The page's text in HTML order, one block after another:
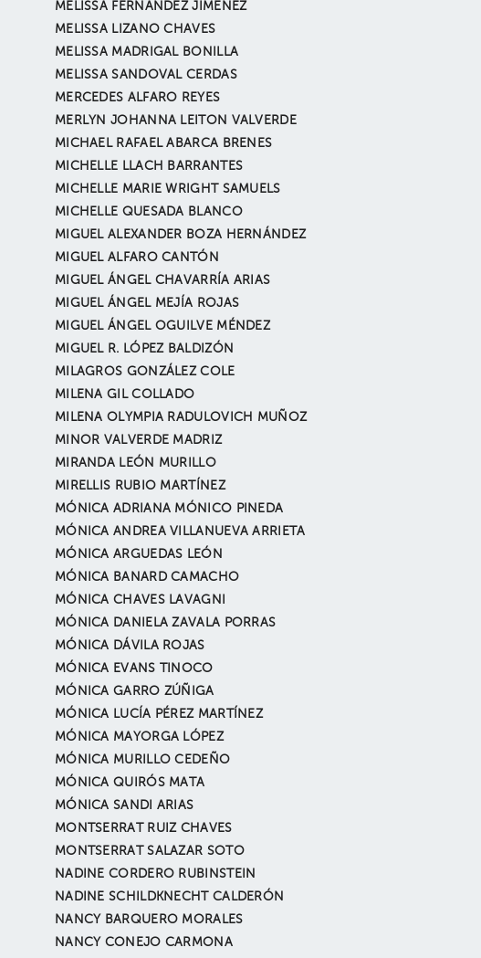
MELISSA FERNÁNDEZ JIMÉNEZ
MELISSA LIZANO CHAVES
MELISSA MADRIGAL BONILLA
MELISSA SANDOVAL CERDAS
MERCEDES ALFARO REYES
MERLYN JOHANNA LEITON VALVERDE
MICHAEL RAFAEL ABARCA BRENES
MICHELLE LLACH BARRANTES
MICHELLE MARIE WRIGHT SAMUELS
MICHELLE QUESADA BLANCO
MIGUEL ALEXANDER BOZA HERNÁNDEZ
MIGUEL ALFARO CANTÓN
MIGUEL ÁNGEL CHAVARRÍA ARIAS
MIGUEL ÁNGEL MEJÍA ROJAS
MIGUEL ÁNGEL OGUILVE MÉNDEZ
MIGUEL R. LÓPEZ BALDIZÓN
MILAGROS GONZÁLEZ COLE
MILENA GIL COLLADO
MILENA OLYMPIA RADULOVICH MUÑOZ
MINOR VALVERDE MADRIZ
MIRANDA LEÓN MURILLO
MIRELLIS RUBIO MARTÍNEZ
MÓNICA ADRIANA MÓNICO PINEDA
MÓNICA ANDREA VILLANUEVA ARRIETA
MÓNICA ARGUEDAS LEÓN
MÓNICA BANARD CAMACHO
MÓNICA CHAVES LAVAGNI
MÓNICA DANIELA ZAVALA PORRAS
MÓNICA DÁVILA ROJAS
MÓNICA EVANS TINOCO
MÓNICA GARRO ZÚÑIGA
MÓNICA LUCÍA PÉREZ MARTÍNEZ
MÓNICA MAYORGA LÓPEZ
MÓNICA MURILLO CEDEÑO
MÓNICA QUIRÓS MATA
MÓNICA SANDI ARIAS
MONTSERRAT RUIZ CHAVES
MONTSERRAT SALAZAR SOTO
NADINE CORDERO RUBINSTEIN
NADINE SCHILDKNECHT CALDERÓN
NANCY BARQUERO MORALES
NANCY CONEJO CARMONA